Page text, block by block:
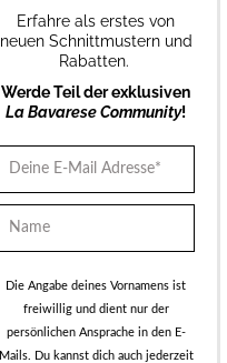
Erfahre als erstes von
neuen Schnittmustern und
Rabatten.
Werde Teil der exklusiven
La Bavarese Community!
Die Angabe deines Vornamens ist
freiwillig und dient nur der
persönlichen Ansprache in den E-
Mails. Du kannst dich auch jederzeit